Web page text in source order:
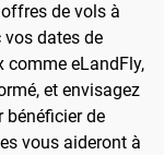
de vols à
vos dates de
comme eLandFly,
et envisagez
bénéficier de
vous aideront à